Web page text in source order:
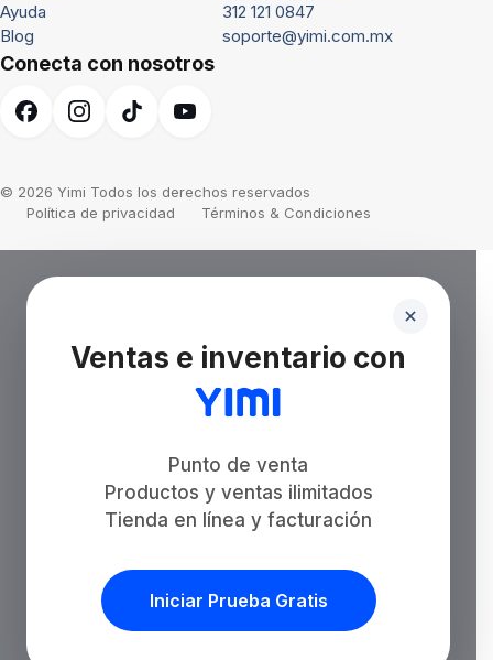
Ayuda
Blog
312 121 0847
soporte@yimi.com.mx
Conecta con nosotros
© 2026 Yimi Todos los derechos reservados
Política de privacidad
Términos & Condiciones
Ventas e inventario con
Punto de venta
Productos y ventas ilimitados
Tienda en línea y facturación
Iniciar Prueba Gratis